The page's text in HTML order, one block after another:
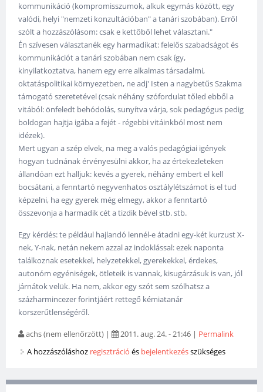
kommunikáció (kompromisszumok, alkuk egymás között, egy
valódi, helyi "nemzeti konzultációban" a tanári szobában). Erről
szólt a hozzászólásom: csak e kettőből lehet választani."
Én szívesen választanék egy harmadikat: felelős szabadságot és
kommunikációt a tanári szobában nem csak így,
kinyilatkoztatva, hanem egy erre alkalmas társadalmi,
oktatáspolitikai környezetben, ne adj' Isten a nagybetűs Szakma
támogató szeretetével (csak néhány szófordulat tőled ebből a
vitából: önfeledt behódolás, sunyítva várja, sok pedagógus pedig
boldogan hajtja igába a fejét - régebbi vitáinkból most nem
idézek).
Mert ugyan a szép elvek, na meg a valós pedagógiai igények
hogyan tudnának érvényesülni akkor, ha az értekezleteken
állandóan ezt halljuk: kevés a gyerek, néhány embert el kell
bocsátani, a fenntartó negyvenhatos osztálylétszámot is el tud
képzelni, ha egy gyerek még elmegy, akkor a fenntartó
összevonja a harmadik cét a tizdik bével stb. stb.
Egy kérdés: te például hajlandó lennél-e átadni egy-két kurzust X-
nek, Y-nak, netán nekem azzal az indoklással: ezek naponta
találkoznak esetekkel, helyzetekkel, gyerekekkel, érdekes,
autonóm egyéniségek, ötleteik is vannak, kisugárzásuk is van, jól
járnátok velük. Ha nem, akkor egy szót sem szólhatsz a
százharmincezer forintjáért rettegő kémiatanár
korszerűtlenségéről.
achs (nem ellenőrzött) | 2011. aug. 24. - 21:46 | Permalink
A hozzászóláshoz regisztráció és bejelentkezésszükséges